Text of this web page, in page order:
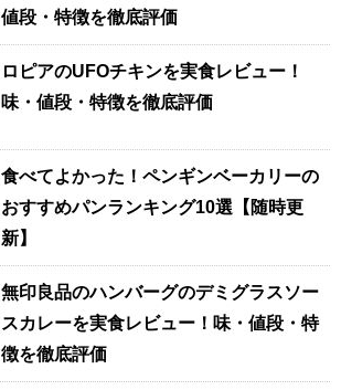
値段・特徴を徹底評価
ロピアのUFOチキンを実食レビュー！
味・値段・特徴を徹底評価
食べてよかった！ペンギンベーカリーの
おすすめパンランキング10選【随時更
新】
無印良品のハンバーグのデミグラスソー
スカレーを実食レビュー！味・値段・特
徴を徹底評価